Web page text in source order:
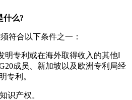
什么?
符合以下条件之一：
明专利或在海外取得收入的其他Ⅰ
成员、新加坡以及欧洲专利局经
专利。
识产权。